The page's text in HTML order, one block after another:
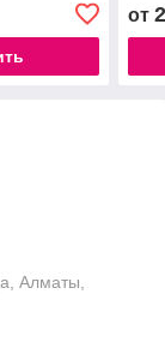
от
Алматы,